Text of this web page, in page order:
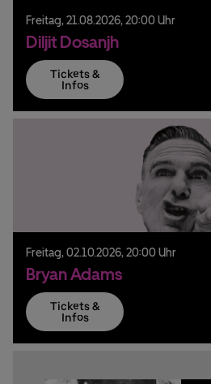
Freitag, 21.08.2026, 20:00 Uhr
Diljit Dosanjh
Tickets &
Infos
Freitag, 02.10.2026, 20:00 Uhr
Bryan Adams
Tickets &
Infos